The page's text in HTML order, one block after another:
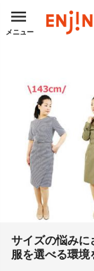
メニュー
サイズの悩みに
服を選べる環境